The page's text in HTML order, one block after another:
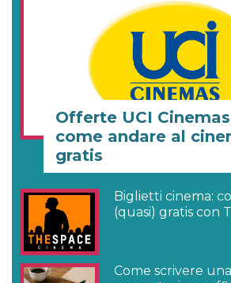
Offerte UCI
come andare al
gratis
Biglietti cinema:
(quasi) gratis con
Come scrivere